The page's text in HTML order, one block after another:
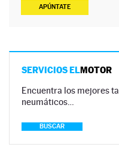
APÚNTATE
SERVICIOS ELMOTOR
Encuentra los mejores
neumáticos…
BUSCAR